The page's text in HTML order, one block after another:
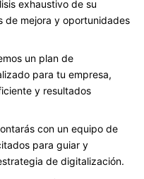
exhaustivo de su
de mejora y oportunidades
un plan de
para tu empresa,
y resultados
con un equipo de
para guiar y
de digitalización.